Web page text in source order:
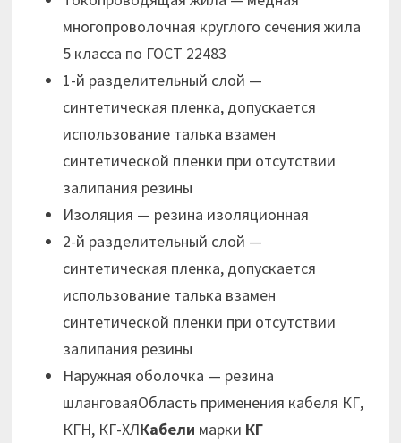
многопроволочная круглого сечения жила
5 класса по ГОСТ 22483
1-й разделительный слой —
синтетическая пленка, допускается
использование талька взамен
синтетической пленки при отсутствии
залипания резины
Изоляция — резина изоляционная
2-й разделительный слой —
синтетическая пленка, допускается
использование талька взамен
синтетической пленки при отсутствии
залипания резины
Наружная оболочка — резина
шланговаяОбласть применения кабеля КГ,
КГН, КГ-ХЛКабели марки КГ